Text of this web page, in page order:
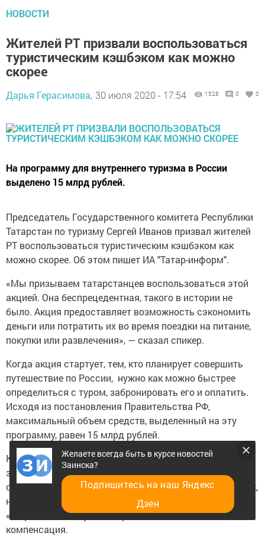
НОВОСТИ
Жителей РТ призвали воспользоваться
туристическим кэшбэком как можно
скорее
Дарья Герасимова, 30 июля 2020 - 17:54 1528 0 0
На программу для внутреннего туризма в России
выделено 15 млрд рублей.
Председатель Государственного комитета Республики
Татарстан по туризму Сергей Иванов призвал жителей
РТ воспользоваться туристическим кэшбэком как
можно скорее. Об этом пишет ИА "Татар-информ".
«Мы призываем татарстанцев воспользоваться этой
акцией. Она беспрецедентная, такого в истории не
было. Акция предоставляет возможность сэкономить
деньги или потратить их во время поездки на питание,
покупки или развлечения», — сказал спикер.
Когда акция стартует, тем, кто планирует совершить
путешествие по России, нужно как можно быстрее
определиться с туром, забронировать его и оплатить.
Исходя из постановления Правительства РФ,
максимальный объем средств, выделенный на эту
программу, равен 15 млрд рублей.
Компенсировать затраты на отдых смогут люди,
забронировавшие тур не менее чем на 5 дней общей
стоимостью от 25 тыс. рублей. Чтобы получить кэшбек,
нужно оплатить услугу картой платежной системы
«Мир». На нее и будет направлена денежная
компенсация.
Желаете всегда быть в курсе новостей
Заинска?
Подпишитесь на наш Яндекс
Дзен